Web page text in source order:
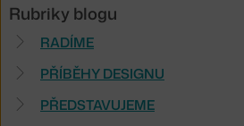
Rubriky blogu
RADÍME
PŘÍBĚHY DESIGNU
PŘEDSTAVUJEME